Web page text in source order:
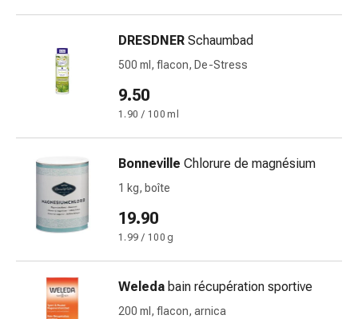
tirer
Tampons
Oreilles
et
l'oreille
Soins
oreilles
Gouttes
pour
DRESDNER Schaumbad
500 ml, flacon, De-Stress
9.50
1.90 / 100 ml
Bonneville Chlorure de magnésium
1 kg, boîte
19.90
1.99 / 100 g
Weleda bain récupération sportive
200 ml, flacon, arnica